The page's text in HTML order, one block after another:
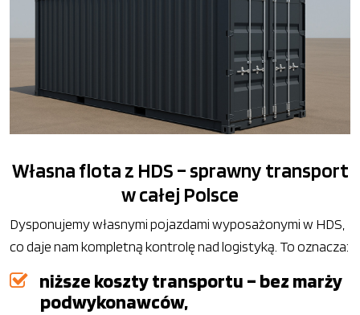
Własna flota z HDS – sprawny transport
w całej Polsce
Dysponujemy własnymi pojazdami wyposażonymi w HDS,
co daje nam kompletną kontrolę nad logistyką. To oznacza:
niższe koszty transportu – bez marży
podwykonawców,